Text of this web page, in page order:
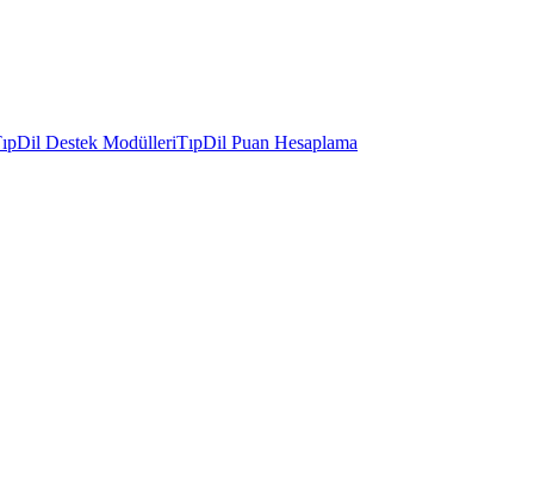
Destek ModülleriTıpDil Puan Hesaplama